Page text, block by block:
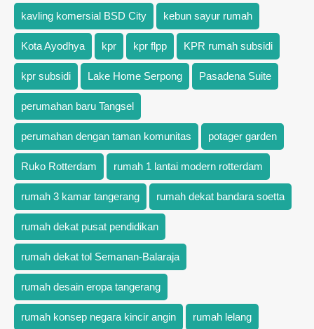
kavling komersial BSD City kebun sayur rumah
Kota Ayodhya kpr kpr flpp KPR rumah subsidi
kpr subsidi Lake Home Serpong Pasadena Suite
perumahan baru Tangsel
perumahan dengan taman komunitas potager garden
Ruko Rotterdam rumah 1 lantai modern rotterdam
rumah 3 kamar tangerang rumah dekat bandara soetta
rumah dekat pusat pendidikan
rumah dekat tol Semanan-Balaraja
rumah desain eropa tangerang
rumah konsep negara kincir angin rumah lelang